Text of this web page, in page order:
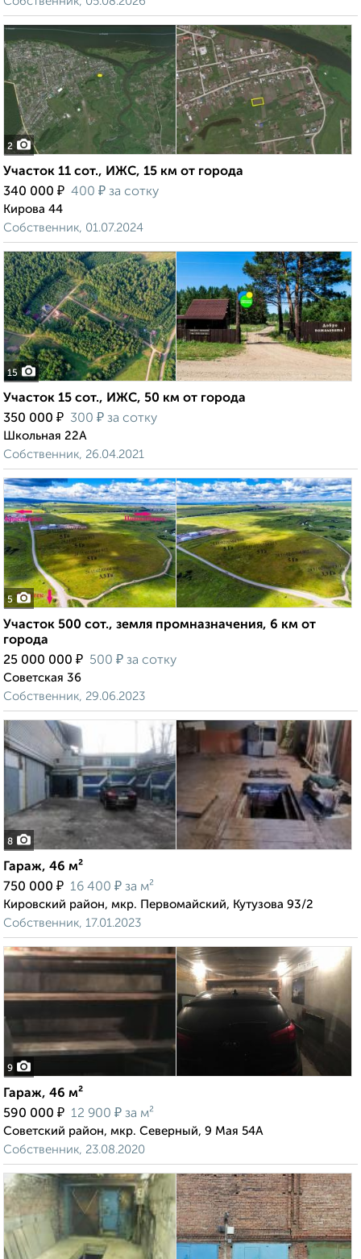
2
Участок 11 сот., ИЖС, 15 км от города
340 000 ₽ 400 ₽ за сотку
Кирова 44
Собственник, 01.07.2024
15
Участок 15 сот., ИЖС, 50 км от города
350 000 ₽ 300 ₽ за сотку
Школьная 22А
Собственник, 26.04.2021
5
Участок 500 сот., земля промназначения, 6 км от
города
25 000 000 ₽ 500 ₽ за сотку
Советская 36
Собственник, 29.06.2023
8
Гараж, 46 м²
750 000 ₽ 16 400 ₽ за м²
Кировский район, мкр. Первомайский, Кутузова 93/2
Собственник, 17.01.2023
9
Гараж, 46 м²
590 000 ₽ 12 900 ₽ за м²
Советский район, мкр. Северный, 9 Мая 54А
Собственник, 23.08.2020